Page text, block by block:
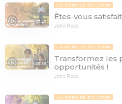
07:49
LA PENSÉE DU JOUR
Êtes-vous
John Roos
08:36
LA PENSÉE DU JOUR
Transformez les
opportunités !
John Roos
LA PENSÉE DU JOUR